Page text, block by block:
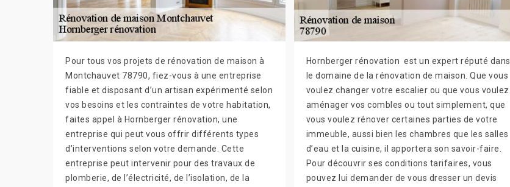
Pour tous vos projets de rénovation de maison à
Montchauvet 78790, fiez-vous à une entreprise
fiable et disposant d’un artisan expérimenté selon
vos besoins et les contraintes de votre habitation,
faites appel à Hornberger rénovation, une
entreprise qui peut vous offrir différents types
d’interventions selon votre demande. Cette
entreprise peut intervenir pour des travaux de
plomberie, de l’électricité, de l’isolation, de la
Hornberger rénovation est un expert réputé dans
le domaine de la rénovation de maison. Que vous
voulez changer votre escalier ou que vous voulez
aménager vos combles ou tout simplement, que
vous voulez rénover certaines parties de votre
immeuble, aussi bien les chambres que les salles
d’eau et la cuisine, il apportera son savoir-faire.
Pour découvrir ses conditions tarifaires, vous
pouvez lui demander de vous dresser un devis